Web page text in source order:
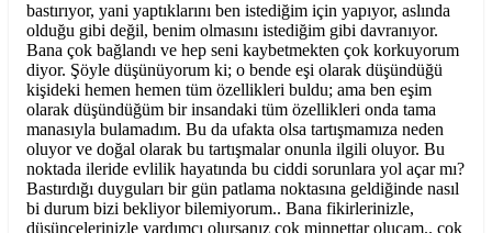
bastırıyor, yani yaptıklarını ben istediğim için yapıyor, aslında
olduğu gibi değil, benim olmasını istediğim gibi davranıyor.
Bana çok bağlandı ve hep seni kaybetmekten çok korkuyorum
diyor. Şöyle düşünüyorum ki; o bende eşi olarak düşündüğü
kişideki hemen hemen tüm özellikleri buldu; ama ben eşim
olarak düşündüğüm bir insandaki tüm özellikleri onda tama
manasıyla bulamadım. Bu da ufakta olsa tartışmamıza neden
oluyor ve doğal olarak bu tartışmalar onunla ilgili oluyor. Bu
noktada ileride evlilik hayatında bu ciddi sorunlara yol açar mı?
Bastırdığı duyguları bir gün patlama noktasına geldiğinde nasıl
bi durum bizi bekliyor bilemiyorum.. Bana fikirlerinizle,
düşüncelerinizle yardımcı olursanız çok minnettar olucam.. çok